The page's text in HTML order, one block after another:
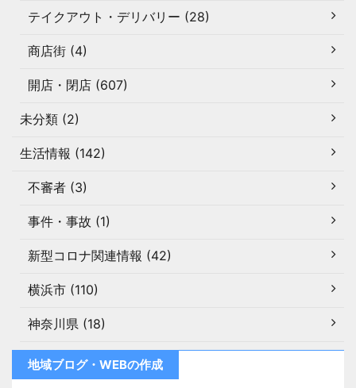
テイクアウト・デリバリー (28)
商店街 (4)
開店・閉店 (607)
未分類 (2)
生活情報 (142)
不審者 (3)
事件・事故 (1)
新型コロナ関連情報 (42)
横浜市 (110)
神奈川県 (18)
地域ブログ・WEBの作成